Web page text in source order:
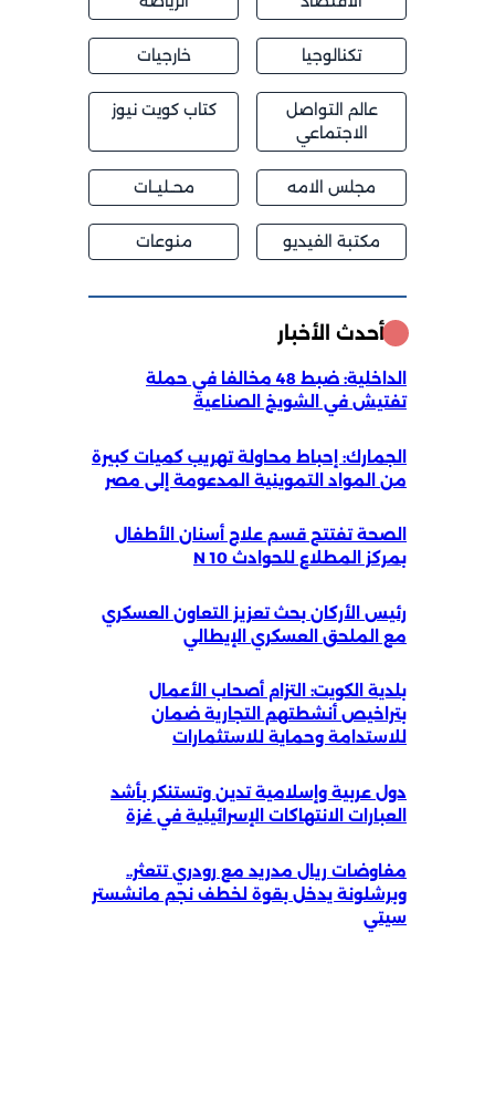
تكنالوجيا خارجيات
عالم التواصل
الاجتماعي
كتاب كويت نيوز
مجلس الامه محــليــات
مكتبة الفيديو منوعات
أحدث الأخبار
الداخلية: ضبط 48 مخالفا في حملة
تفتيش في الشويخ الصناعية
الجمارك: إحباط محاولة تهريب كميات كبيرة
من المواد التموينية المدعومة إلى مصر
الصحة تفتتح قسم علاج أسنان الأطفال
بمركز المطلاع للحوادث 10 N
رئيس الأركان بحث تعزيز التعاون العسكري
مع الملحق العسكري الإيطالي
بلدية الكويت: التزام أصحاب الأعمال
بتراخيص أنشطتهم التجارية ضمان
للاستدامة وحماية للاستثمارات
دول عربية وإسلامية تدين وتستنكر بأشد
العبارات الانتهاكات الإسرائيلية في غزة
مفاوضات ريال مدريد مع رودري تتعثر..
وبرشلونة يدخل بقوة لخطف نجم مانشستر
سيتي